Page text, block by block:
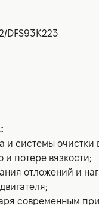
DFS93K223
и системы очистки
и потере вязкости;
отложений и
современным